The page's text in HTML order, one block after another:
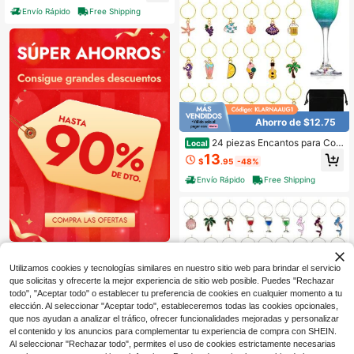
lo, marcadores de bebidas, decorac
ión de estilo postre para boda de ve
rano, despedida de soltera, cata, fie
sta festiva y recuerdos
Envío Rápido
Free Shipping
Ahorro de $12.75
Local 24 piezas Encantos para Cop
as de Vino - Etiquetas Identificador
as para Copas con Tallo - Encantos
Divertidos para Decoraciones de Fi
esta de Cata de Vino de Verano y N
avidad
$13.95 -48%
Envío Rápido
Free Shipping
Utilizamos cookies y tecnologías similares en nuestro sitio web para brindar el servicio
que solicitas y ofrecerte la mejor experiencia de sitio web posible. Puedes "Rechazar
todo", "Aceptar todo" o establecer tu preferencia de cookies en cualquier momento a tu
elección. Al seleccionar "Aceptar todo", estableceremos todas las cookies opcionales,
que nos ayudan a analizar el tráfico, ofrecer funcionalidades mejoradas y personalizar
el contenido y los anuncios para complementar tu experiencia de compra con SHEIN.
Al seleccionar "Rechazar todo", permites el uso de cookies estrictamente necesarias